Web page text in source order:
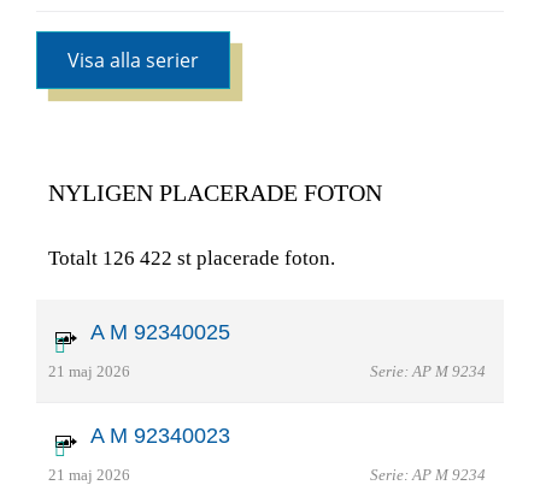
Visa alla serier
NYLIGEN PLACERADE FOTON
Totalt 126 422 st placerade foton.
A M 92340025
21 maj 2026 Serie: AP M 9234
A M 92340023
21 maj 2026 Serie: AP M 9234